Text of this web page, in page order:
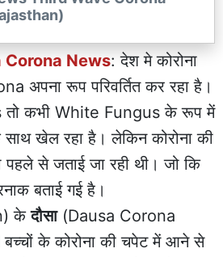
Corona News: देश मे कोरोना
अपना रूप परिवर्तित कर रहा है।
कभी White Fungus के रूप में
साथ खेल रहा है। लेकिन कोरोना की
से जताई जा रही थी। जो कि
बताई गई है।
केदौसा(Dausa Corona
के कोरोना की चपेट में आने से